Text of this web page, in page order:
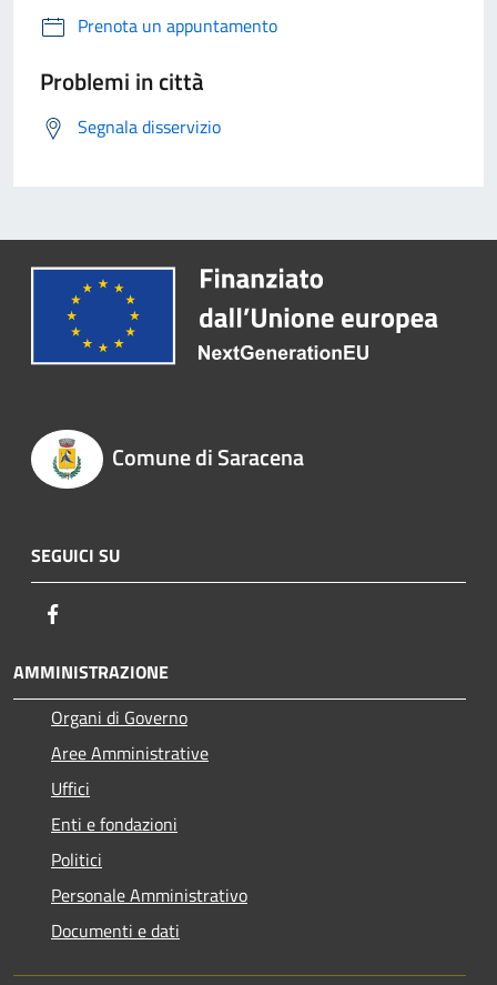
Prenota un appuntamento
Problemi in città
Segnala disservizio
Comune di Saracena
SEGUICI SU
AMMINISTRAZIONE
Organi di Governo
Aree Amministrative
Uffici
Enti e fondazioni
Politici
Personale Amministrativo
Documenti e dati